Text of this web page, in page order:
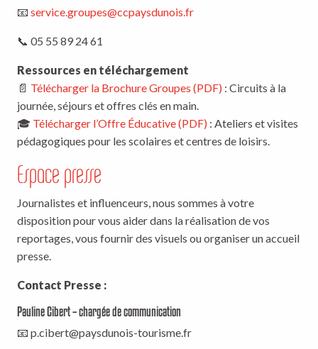
📧 service.groupes@ccpaysdunois.fr
📞 05 55 89 24 61
Ressources en téléchargement
📄 Télécharger la Brochure Groupes (PDF) : Circuits à la
journée, séjours et offres clés en main.
🎓 Télécharger l’Offre Éducative (PDF) : Ateliers et visites
pédagogiques pour les scolaires et centres de loisirs.
Espace presse
Journalistes et influenceurs, nous sommes à votre
disposition pour vous aider dans la réalisation de vos
reportages, vous fournir des visuels ou organiser un accueil
presse.
Contact Presse :
Pauline Cibert – chargée de communication
📧 p.cibert@paysdunois-tourisme.fr